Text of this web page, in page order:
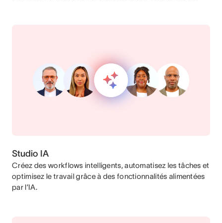
Studio IA
Créez des workflows intelligents, automatisez les tâches et
optimisez le travail grâce à des fonctionnalités alimentées
par l’IA.